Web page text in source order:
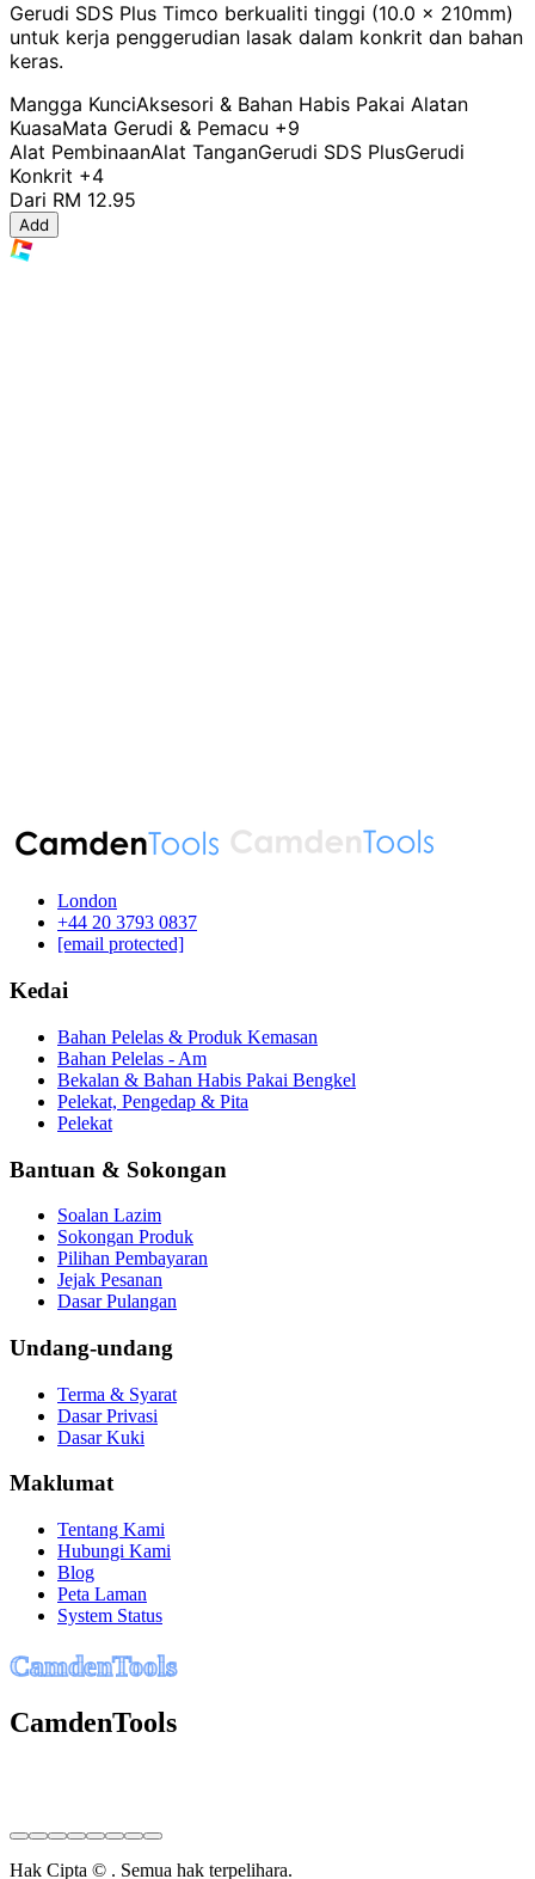
Gerudi SDS Plus Timco berkualiti tinggi (10.0 x 210mm)
untuk kerja penggerudian lasak dalam konkrit dan bahan
keras.
Mangga KunciAksesori & Bahan Habis Pakai Alatan
KuasaMata Gerudi & Pemacu +9
Alat PembinaanAlat TanganGerudi SDS PlusGerudi
Konkrit +4
Dari RM 12.95
Add
London
‪+44 20 3793 0837‬
[email protected]
Kedai
Bahan Pelelas & Produk Kemasan
Bahan Pelelas - Am
Bekalan & Bahan Habis Pakai Bengkel
Pelekat, Pengedap & Pita
Pelekat
Bantuan & Sokongan
Soalan Lazim
Sokongan Produk
Pilihan Pembayaran
Jejak Pesanan
Dasar Pulangan
Undang-undang
Terma & Syarat
Dasar Privasi
Dasar Kuki
Maklumat
Tentang Kami
Hubungi Kami
Blog
Peta Laman
System Status
CamdenTools
CamdenTools
Hak Cipta © . Semua hak terpelihara.